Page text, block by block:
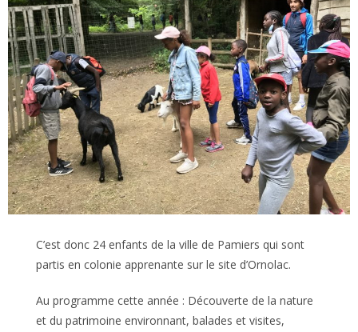
C’est donc 24 enfants de la ville de Pamiers qui sont
partis en colonie apprenante sur le site d’Ornolac.
Au programme cette année : Découverte de la nature
et du patrimoine environnant, balades et visites,